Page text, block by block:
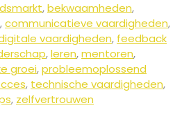
,bekwaamheden,
,communicatieve vaardigheden,
vaardigheden, feedback
,leren,mentoren,
groei,probleemoplossend
, technische vaardigheden,
, zelfvertrouwen